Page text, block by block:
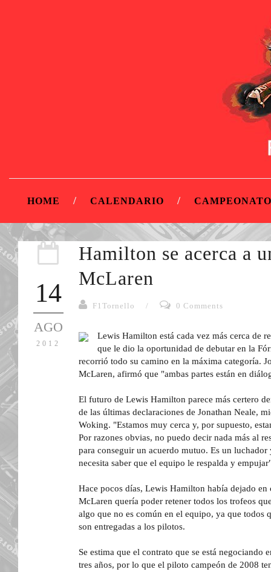
HOME CALENDARIO
14
AGO
2012
Hamilton se acerca a
McLaren
F1Tornello / 0 Comments
Lewis Hamilton está cada vez más cerca de
que le dio la oportunidad de debutar en la
recorrió todo su camino en la máxima categoría.
McLaren, afirmó que "ambas partes están en
El futuro de Lewis Hamilton parece más certero
de las últimas declaraciones de Jonathan Neale,
Woking. "Estamos muy cerca y, por supuesto,
Por razones obvias, no puedo decir nada más al
para conseguir un acuerdo mutuo. Es un luchador
necesita saber que el equipo le respalda y
Hace pocos días, Lewis Hamilton había dejado
McLaren quería poder retener todos los trofeos
algo que no es común en el equipo, ya que todos
son entregadas a los pilotos.
Se estima que el contrato que se está negociando
tres años, por lo que el piloto campeón de 2008